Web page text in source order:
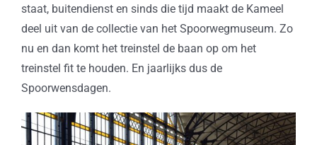
staat, buitendienst en sinds die tijd maakt de Kameel
deel uit van de collectie van het Spoorwegmuseum. Zo
nu en dan komt het treinstel de baan op om het
treinstel fit te houden. En jaarlijks dus de
Spoorwensdagen.